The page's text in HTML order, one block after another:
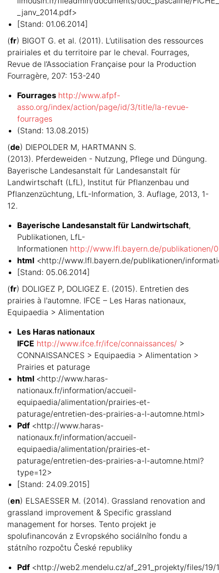
_janv_2014.pdf>
[Stand: 01.06.2014]
(fr) BIGOT G. et al. (2011). L’utilisation des ressources
prairiales et du territoire par le cheval. Fourrages,
Revue de l’Association Française pour la Production
Fourragère, 207: 153-240
Fourrages http://www.afpf-
asso.org/index/action/page/id/3/title/la-revue-
fourrages
(Stand: 13.08.2015)
(de) DIEPOLDER M, HARTMANN S.
(2013). Pferdeweiden - Nutzung, Pflege und Düngung.
Bayerische Landesanstalt für Landesanstalt für
Landwirtschaft (LfL), Institut für Pflanzenbau und
Pflanzenzüchtung, LfL-Information, 3. Auflage, 2013, 1-
12.
Bayerische Landesanstalt für Landwirtschaft,
Publikationen, LfL-
Informationen http://www.lfl.bayern.de/publikationen/
html <http://www.lfl.bayern.de/publikationen/
[Stand: 05.06.2014]
(fr) DOLIGEZ P, DOLIGEZ E. (2015). Entretien des
prairies à l'automne. IFCE – Les Haras nationaux,
Equipaedia > Alimentation
Les Haras nationaux
IFCE http://www.ifce.fr/ifce/connaissances/ >
CONNAISSANCES > Equipaedia > Alimentation >
Prairies et paturage
html <http://www.haras-
nationaux.fr/information/accueil-
equipaedia/alimentation/prairies-et-
paturage/entretien-des-prairies-a-l-automne.html>
Pdf <http://www.haras-
nationaux.fr/information/accueil-
equipaedia/alimentation/prairies-et-
paturage/entretien-des-prairies-a-l-automne.html?
type=12>
[Stand: 24.09.2015]
(en) ELSAESSER M. (2014). Grassland renovation and
grassland improvement & Specific grassland
management for horses. Tento projekt je
spolufinancován z Evropského sociálního fondu a
státního rozpočtu České republiky
Pdf <http://web2.mendelu.cz/af_291_projekty/files/19/